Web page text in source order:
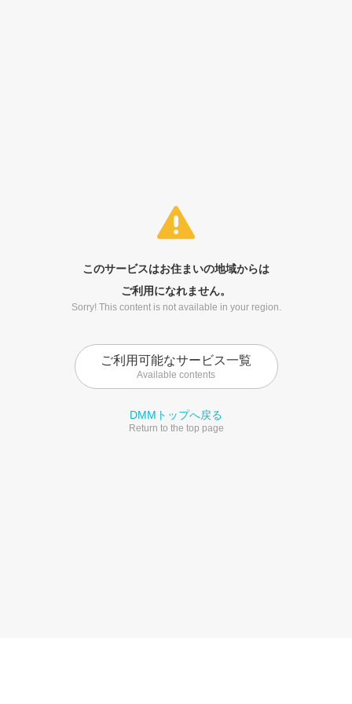
このサービスはお住まいの地域からは
ご利用になれません。
Sorry! This content is not available in your region.
ご利用可能なサービス一覧
Available contents
DMMトップへ戻る
Return to the top page